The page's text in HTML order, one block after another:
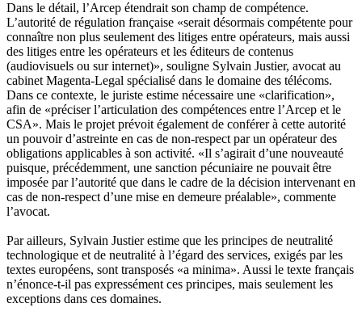
Dans le détail, l’Arcep étendrait son champ de compétence.
L’autorité de régulation française «serait désormais compétente pour
connaître non plus seulement des litiges entre opérateurs, mais aussi
des litiges entre les opérateurs et les éditeurs de contenus
(audiovisuels ou sur internet)», souligne Sylvain Justier, avocat au
cabinet Magenta-Legal spécialisé dans le domaine des télécoms.
Dans ce contexte, le juriste estime nécessaire une «clarification»,
afin de «préciser l’articulation des compétences entre l’Arcep et le
CSA». Mais le projet prévoit également de conférer à cette autorité
un pouvoir d’astreinte en cas de non-respect par un opérateur des
obligations applicables à son activité. «Il s’agirait d’une nouveauté
puisque, précédemment, une sanction pécuniaire ne pouvait être
imposée par l’autorité que dans le cadre de la décision intervenant en
cas de non-respect d’une mise en demeure préalable», commente
l’avocat.
Par ailleurs, Sylvain Justier estime que les principes de neutralité
technologique et de neutralité à l’égard des services, exigés par les
textes européens, sont transposés «a minima». Aussi le texte français
n’énonce-t-il pas expressément ces principes, mais seulement les
exceptions dans ces domaines.